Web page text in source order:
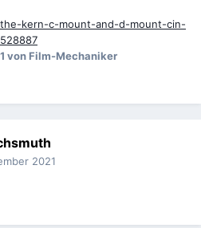
kern-c-mount-and-d-mount-cin-
von Film-Mechaniker
2021